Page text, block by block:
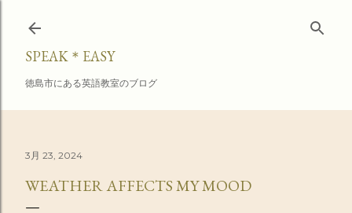
スキップしてメイン コンテンツに移動
SPEAK＊EASY
徳島市にある英語教室のブログ
3月 23, 2024
WEATHER AFFECTS MY MOOD